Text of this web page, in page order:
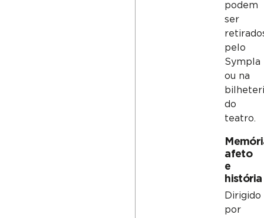
podem
ser
pelo
Sympla
ou na
do
teatro.
afeto
e
história
Dirigido
por